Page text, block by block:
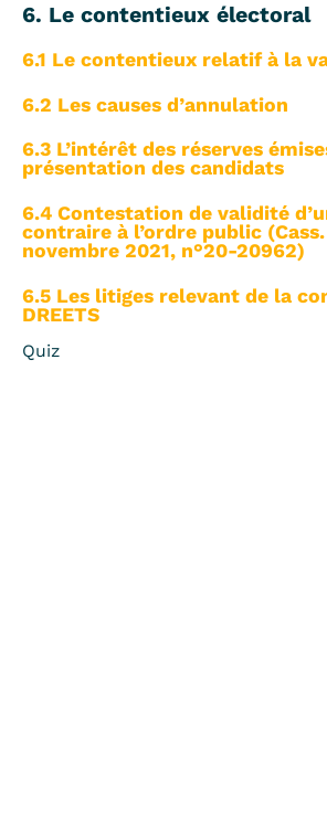
6. Le contentieux électoral
6.1 Le contentieux relatif à la
6.2 Les causes d’annulation
6.3 L’intérêt des réserves
présentation des candidats
6.4 Contestation de validité
contraire à l’ordre public
novembre 2021, n°20-20962)
6.5 Les litiges relevant de la
DREETS
Quiz